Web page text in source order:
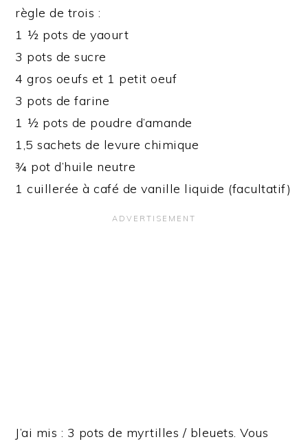
règle de trois :
1 ½ pots de yaourt
3 pots de sucre
4 gros oeufs et 1 petit oeuf
3 pots de farine
1 ½ pots de poudre d’amande
1,5 sachets de levure chimique
¾ pot d’huile neutre
1 cuillerée à café de vanille liquide (facultatif)
J’ai mis : 3 pots de myrtilles / bleuets. Vous